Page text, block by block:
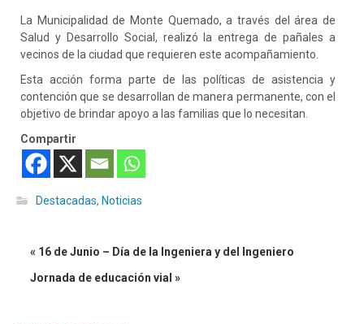
La Municipalidad de Monte Quemado, a través del área de
Salud y Desarrollo Social, realizó la entrega de pañales a
vecinos de la ciudad que requieren este acompañamiento.
Esta acción forma parte de las políticas de asistencia y
contención que se desarrollan de manera permanente, con el
objetivo de brindar apoyo a las familias que lo necesitan.
Compartir
Destacadas, Noticias
« 16 de Junio – Día de la Ingeniera y del Ingeniero
Jornada de educación vial »